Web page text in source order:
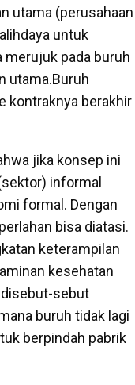
utama (perusahaan
untuk
merujuk pada buruh
utama.Buruh
kontraknya berakhir
jika konsep ini
informal
formal. Dengan
bisa diatasi.
keterampilan
kesehatan
disebut-sebut
buruh tidak lagi
berpindah pabrik